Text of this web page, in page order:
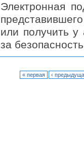
Электронная
или получить
за
« первая ‹